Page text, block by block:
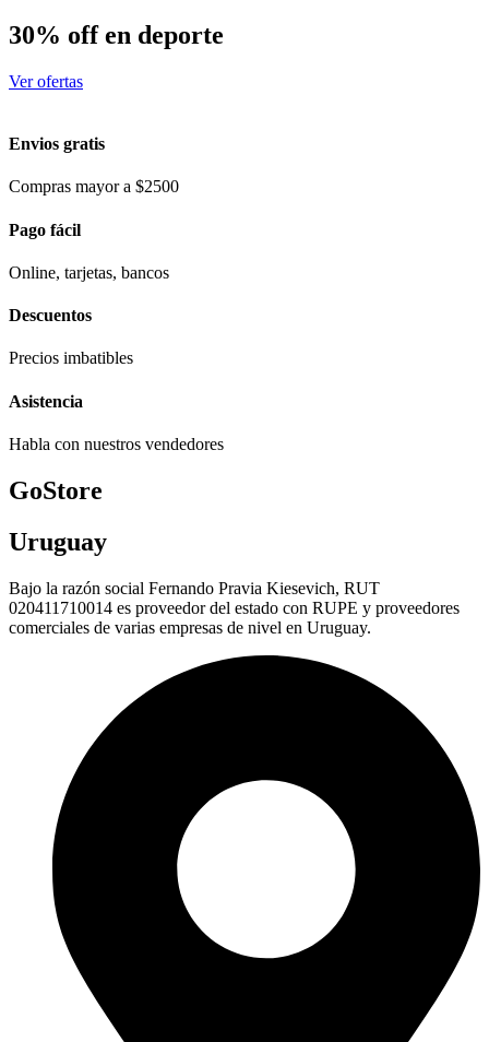
30% off en deporte
Ver ofertas
Envios gratis
Compras mayor a $2500
Pago fácil
Online, tarjetas, bancos
Descuentos
Precios imbatibles
Asistencia
Habla con nuestros vendedores
GoStore
Uruguay
Bajo la razón social Fernando Pravia Kiesevich, RUT
020411710014 es proveedor del estado con RUPE y proveedores
comerciales de varias empresas de nivel en Uruguay.